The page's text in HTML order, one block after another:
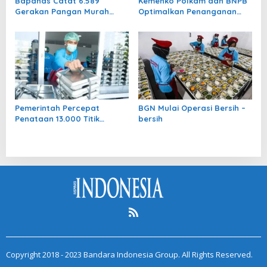
Gerakan Pangan Murah
Optimalkan Penanganan
Tengah
Pemerintah Percepat
Penataan 13.000 Titik
BGN Mulai Operasi Bersih –
bersih
Copyright 2018 - 2023 Bandara Indonesia Group. All Rights Reserved.